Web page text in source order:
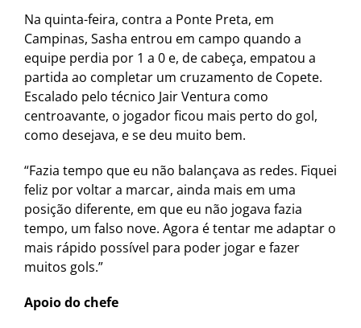
Na quinta-feira, contra a Ponte Preta, em
Campinas, Sasha entrou em campo quando a
equipe perdia por 1 a 0 e, de cabeça, empatou a
partida ao completar um cruzamento de Copete.
Escalado pelo técnico Jair Ventura como
centroavante, o jogador ficou mais perto do gol,
como desejava, e se deu muito bem.
“Fazia tempo que eu não balançava as redes. Fiquei
feliz por voltar a marcar, ainda mais em uma
posição diferente, em que eu não jogava fazia
tempo, um falso nove. Agora é tentar me adaptar o
mais rápido possível para poder jogar e fazer
muitos gols.”
Apoio do chefe